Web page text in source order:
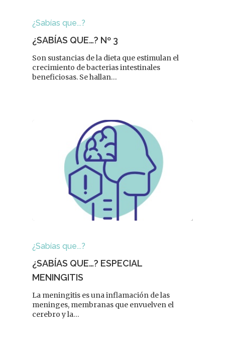
¿Sabías que...?
¿SABÍAS QUE…? Nº 3
Son sustancias de la dieta que estimulan el
crecimiento de bacterias intestinales
beneficiosas. Se hallan…
¿Sabías que...?
¿SABÍAS QUE…? ESPECIAL
MENINGITIS
La meningitis es una inflamación de las
meninges, membranas que envuelven el
cerebro y la…
Fitoterapia
Suscribirme